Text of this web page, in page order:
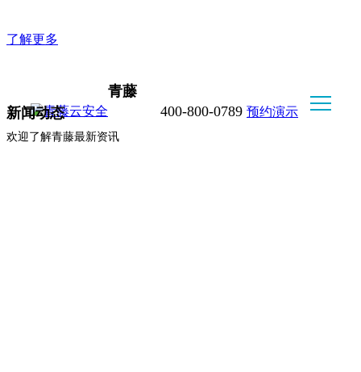
了解更多
400-800-0789 预约演示
青藤
新闻动态
欢迎了解青藤最新资讯